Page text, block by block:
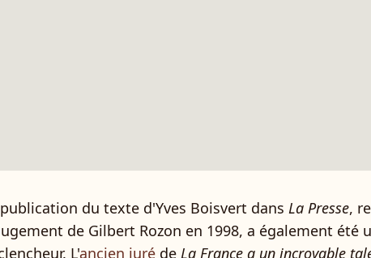
du texte d'Yves Boisvert dans La Presse,
de Gilbert Rozon en 1998, a également été
L'ancien juré de La France a un incroyable